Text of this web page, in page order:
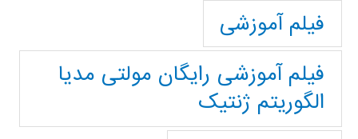
فیلم آموزشی
فیلم آموزشی رایگان مولتی مدیا
الگوریتم ژنتیک